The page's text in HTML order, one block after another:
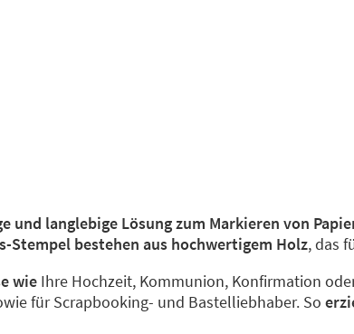
und langlebige Lösung zum Markieren von
Stempel bestehen aus hochwertigem Holz, das
wie Ihre Hochzeit, Kommunion, Konfirmation
für Scrapbooking- und Bastelliebhaber. So